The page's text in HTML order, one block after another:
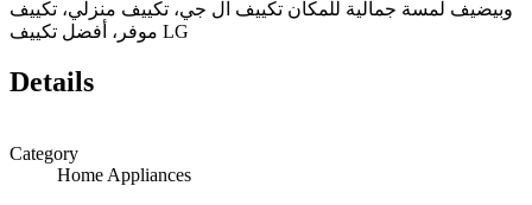
وبيضيف لمسة جمالية للمكان تكييف ال جي، تكييف منزلي، تكييف
موفر، أفضل تكييف LG
Details
Category
Home Appliances